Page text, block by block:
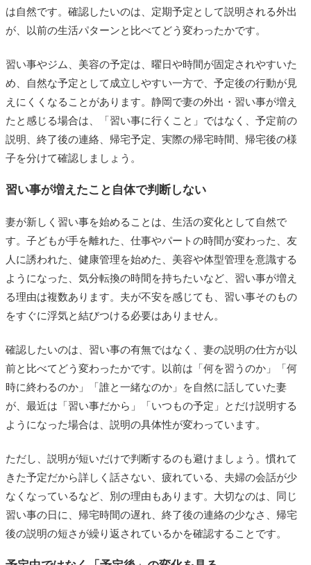
は自然です。確認したいのは、定期予定として説明される外出
が、以前の生活パターンと比べてどう変わったかです。
習い事やジム、美容の予定は、曜日や時間が固定されやすいた
め、自然な予定として成立しやすい一方で、予定後の行動が見
えにくくなることがあります。静岡で妻の外出・習い事が増え
たと感じる場合は、「習い事に行くこと」ではなく、予定前の
説明、終了後の連絡、帰宅予定、実際の帰宅時間、帰宅後の様
子を分けて確認しましょう。
習い事が増えたこと自体で判断しない
妻が新しく習い事を始めることは、生活の変化として自然で
す。子どもが手を離れた、仕事やパートの時間が変わった、友
人に誘われた、健康管理を始めた、美容や体型管理を意識する
ようになった、気分転換の時間を持ちたいなど、習い事が増え
る理由は複数あります。夫が不安を感じても、習い事そのもの
をすぐに浮気と結びつける必要はありません。
確認したいのは、習い事の有無ではなく、妻の説明の仕方が以
前と比べてどう変わったかです。以前は「何を習うのか」「何
時に終わるのか」「誰と一緒なのか」を自然に話していた妻
が、最近は「習い事だから」「いつもの予定」とだけ説明する
ようになった場合は、説明の具体性が変わっています。
ただし、説明が短いだけで判断するのも避けましょう。慣れて
きた予定だから詳しく話さない、疲れている、夫婦の会話が少
なくなっているなど、別の理由もあります。大切なのは、同じ
習い事の日に、帰宅時間の遅れ、終了後の連絡の少なさ、帰宅
後の説明の短さが繰り返されているかを確認することです。